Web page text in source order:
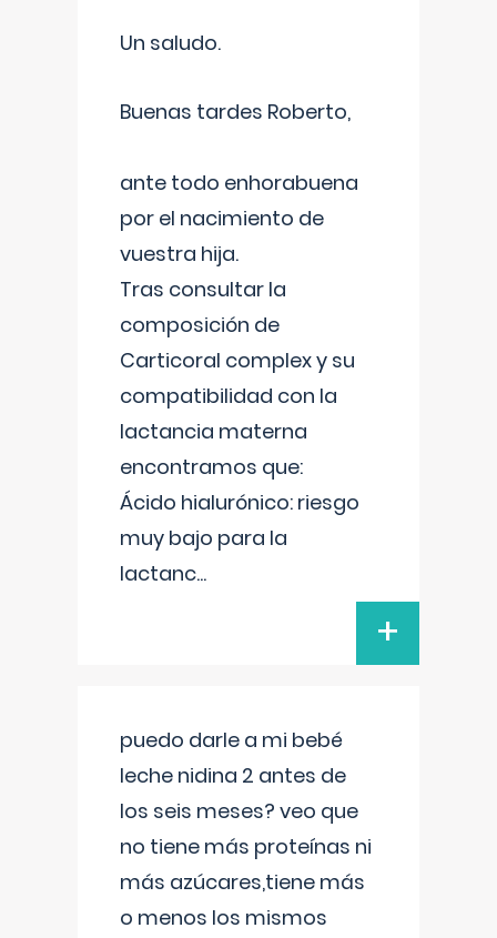
Un saludo.
Buenas tardes Roberto,
ante todo enhorabuena
por el nacimiento de
vuestra hija.
Tras consultar la
composición de
Carticoral complex y su
compatibilidad con la
lactancia materna
encontramos que:
Ácido hialurónico: riesgo
muy bajo para la
lactanc...
+
puedo darle a mi bebé
leche nidina 2 antes de
los seis meses? veo que
no tiene más proteínas ni
más azúcares,tiene más
o menos los mismos